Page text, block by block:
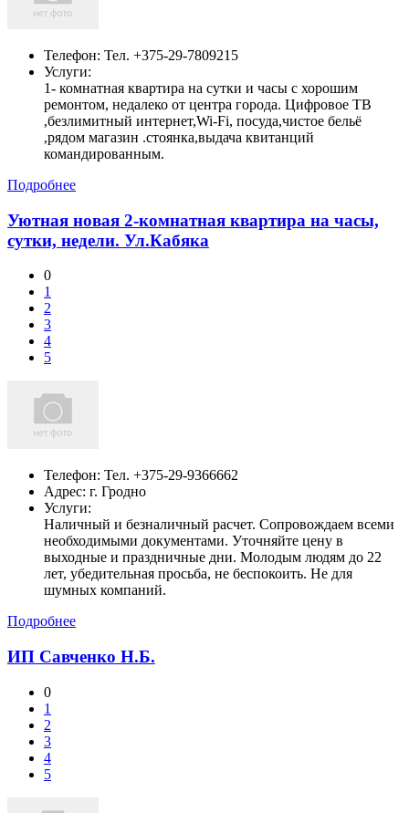
Телефон: Тел. +375-29-7809215
Услуги:
1- комнатная квартира на сутки и часы с хорошим
ремонтом, недалеко от центра города. Цифровое ТВ
,безлимитный интернет,Wi-Fi, посуда,чистое бельё
,рядом магазин .стоянка,выдача квитанций
командированным.
Подробнее
Уютная новая 2-комнатная квартира на часы,
сутки, недели. Ул.Кабяка
0
1
2
3
4
5
Телефон: Тел. +375-29-9366662
Адрес: г. Гродно
Услуги:
Наличный и безналичный расчет. Сопровождаем всеми
необходимыми документами. Уточняйте цену в
выходные и праздничные дни. Молодым людям до 22
лет, убедительная просьба, не беспокоить. Не для
шумных компаний.
Подробнее
ИП Савченко Н.Б.
0
1
2
3
4
5